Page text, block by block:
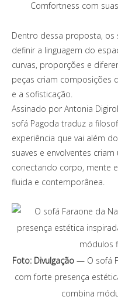
Comfortness com
Dentro dessa proposta,
definir a linguagem do
curvas, proporções e
peças criam composições
e a sofisticação.
Assinado por Antonia
sofá Pagoda traduz a
experiência que vai além
suaves e envolventes
conectando corpo, mente
fluida e contemporânea.
Foto: Divulgação— O sofá
com forte presença
combina